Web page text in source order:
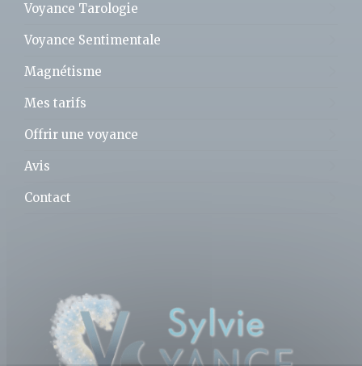
Voyance Tarologie
Voyance Sentimentale
Magnétisme
Mes tarifs
Offrir une voyance
Avis
Contact